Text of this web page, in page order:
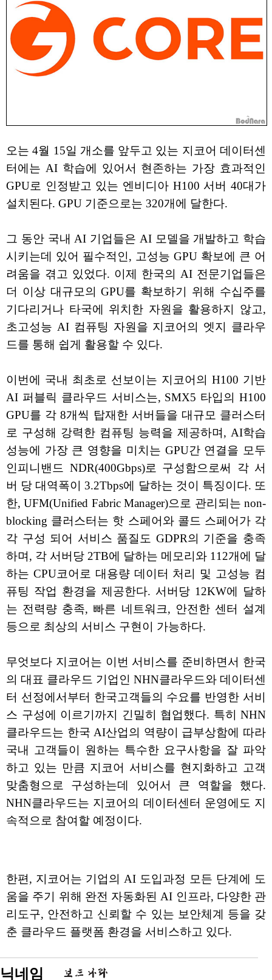
오는 4월 15일 개소를 앞두고 있는 지코어 데이터센
터에는 AI 학습에 있어서 현존하는 가장 효과적인
GPU로 인정받고 있는 엔비디아 H100 서버 40대가
설치된다. GPU 기준으로는 320개에 달한다.
그 동안 국내 AI 기업들은 AI 모델을 개발하고 학습
시키는데 있어 필수적인, 고성능 GPU 확보에 큰 어
려움을 겪고 있었다. 이제 한국의 AI 전문기업들은
더 이상 대규모의 GPU를 확보하기 위해 수십주를
기다리거나 타국에 위치한 자원을 활용하지 않고,
초고성능 AI 컴퓨팅 자원을 지코어의 엣지 클라우
드를 통해 쉽게 활용할 수 있다.
이번에 국내 최초로 선보이는 지코어의 H100 기반
AI 퍼블릭 클라우드 서비스는, SMX5 타입의 H100
GPU를 각 8개씩 탑재한 서버들을 대규모 클러스터
로 구성해 강력한 컴퓨팅 능력을 제공하며, AI학습
성능에 가장 큰 영향을 미치는 GPU간 연결을 모두
인피니밴드 NDR(400Gbps)로 구성함으로써 각 서
버 당 대역폭이 3.2Tbps에 달하는 것이 특징이다. 또
한, UFM(Unified Fabric Manager)으로 관리되는 non-
blocking 클러스터는 핫 스페어와 콜드 스페어가 각
각 구성 되어 서비스 품질도 GDPR의 기준을 충족
하며, 각 서버당 2TB에 달하는 메모리와 112개에 달
하는 CPU코어로 대용량 데이터 처리 및 고성능 컴
퓨팅 작업 환경을 제공한다. 서버당 12KW에 달하
는 전력량 충족, 빠른 네트워크, 안전한 센터 설계
등으로 최상의 서비스 구현이 가능하다.
무엇보다 지코어는 이번 서비스를 준비하면서 한국
의 대표 클라우드 기업인 NHN클라우드와 데이터센
터 선정에서부터 한국고객들의 수요를 반영한 서비
스 구성에 이르기까지 긴밀히 협업했다. 특히 NHN
클라우드는 한국 AI산업의 역량이 급부상함에 따라
국내 고객들이 원하는 특수한 요구사항을 잘 파악
하고 있는 만큼 지코어 서비스를 현지화하고 고객
맞춤형으로 구성하는데 있어서 큰 역할을 했다.
NHN클라우드는 지코어의 데이터센터 운영에도 지
속적으로 참여할 예정이다.
한편, 지코어는 기업의 AI 도입과정 모든 단계에 도
움을 주기 위해 완전 자동화된 AI 인프라, 다양한 관
리도구, 안전하고 신뢰할 수 있는 보안체계 등을 갖
춘 클라우드 플랫폼 환경을 서비스하고 있다.
닉네임